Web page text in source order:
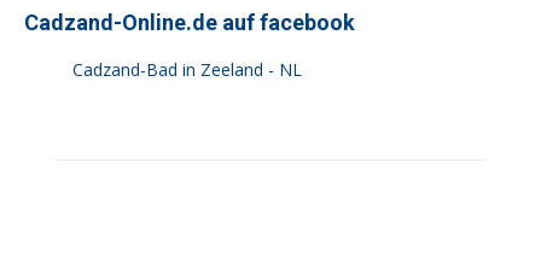
Cadzand-Online.de auf facebook
Cadzand-Bad in Zeeland - NL